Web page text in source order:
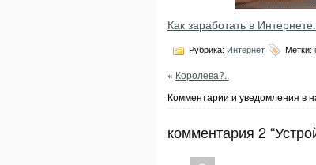
Как заработать в
Рубрика: Интернет Метки:
« Королева?..
Комментарии и уведомления в
комментария 2